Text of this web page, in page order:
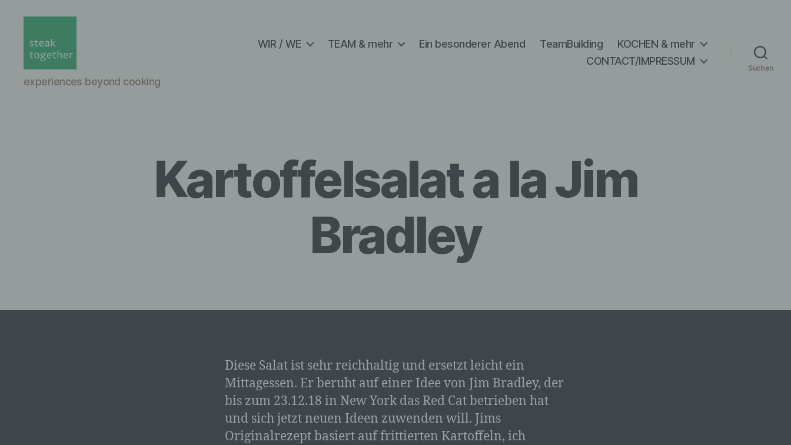
together
experiences beyond cooking
WIR / WE TEAM & mehr Ein besonderer Abend TeamBuilding
KOCHEN & mehr
CONTACT/IMPRESSUM
Suchen
Kartoffelsalat a la Jim
Bradley
Diese Salat ist sehr reichhaltig und ersetzt leicht ein
Mittagessen. Er beruht auf einer Idee von Jim Bradley, der
bis zum 23.12.18 in New York das Red Cat betrieben hat
und sich jetzt neuen Ideen zuwenden will. Jims
Originalrezept basiert auf frittierten Kartoffeln, ich